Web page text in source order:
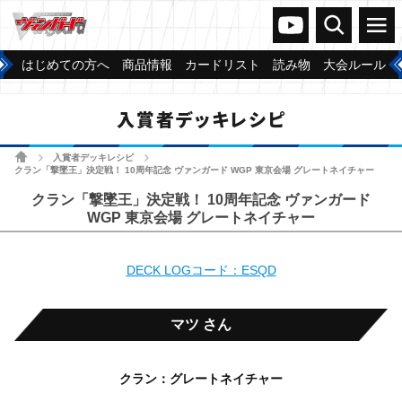
ヴァンガードch
検索 メニュー
はじめての方へ 商品情報 カードリスト 読み物 大会ルール
入賞者デッキレシピ
ホーム 入賞者デッキレシピ
クラン「撃墜王」決定戦！ 10周年記念 ヴァンガード WGP 東京会場 グレートネイチャー
クラン「撃墜王」決定戦！ 10周年記念 ヴァンガード
WGP 東京会場 グレートネイチャー
DECK LOGコード：ESQD
マツ さん
クラン：グレートネイチャー